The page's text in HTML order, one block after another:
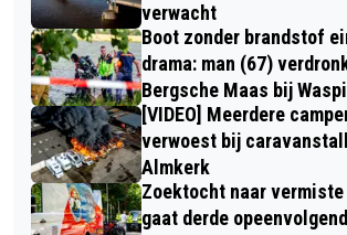
verwacht
Boot zonder brandstof
drama: man (67)
Bergsche Maas bij
[VIDEO] Meerdere
verwoest bij
Almkerk
Zoektocht naar vermiste
gaat derde